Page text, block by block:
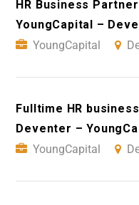
HR Business
YoungCapital –
YoungCapital
Fulltime HR
Deventer –
YoungCapital